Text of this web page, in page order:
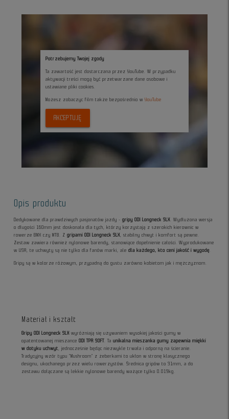
Potrzebujemy Twojej zgody
Ta zawartość jest dostarczana przez YouTube. W przypadku
aktywacji treści mogą być przetwarzane dane osobowe i
ustawiane pliki cookies.
Możesz zobaczyc film także bezpośrednio w YouTube
AKCEPTUJĘ
Opis produktu
Dedykowane dla prawdziwych pasjonatów jazdy -gripy ODI Longneck SLX. Wydłużona wersja
o długości 160mm jest doskonała dla tych, którzy korzystają z szerokich kierownic w
rowerze BMX czy MTB. Zgripami ODI Longneck SLX, stabilny chwyt i komfort są pewne.
Zestaw zawiera również nylonowe barendy, stanowiące dopełnienie całości. Wyprodukowane
w USA, te uchwyty są nie tylko dla fanów marki, aledla każdego, kto ceni jakość i wygodę.
Gripy są w kolorze różowym, przypadną do gustu zarówno kobietom jak i mężczyznom.
Materiał i kształt
Gripy ODI Longneck SLX wyróżniają się używaniem wysokiej jakości gumy w
opatentowanej mieszance ODI TPR SOFT . Taunikalna mieszanka gumy zapewnia miękki
w dotyku uchwyt
, jednocześnie będąc niezwykle trwała i odporną na ścieranie.
Tradycyjny wzór typu "Mushroom" z żeberkami to ukłon w stronę klasycznego
designu, ukochanego przez wielu rowerzystów. Średnica gripów to 31mm, a do
zestawu dołączane są lekkie nylonowe barendy ważące tylko 0.019kg.